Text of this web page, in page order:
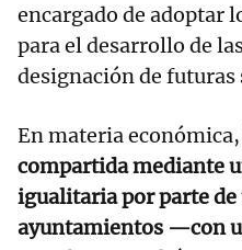
encargado de adoptar
para el desarrollo de
designación de futuras
En materia económica,
compartida mediante
igualitaria por parte de
ayuntamientos —con